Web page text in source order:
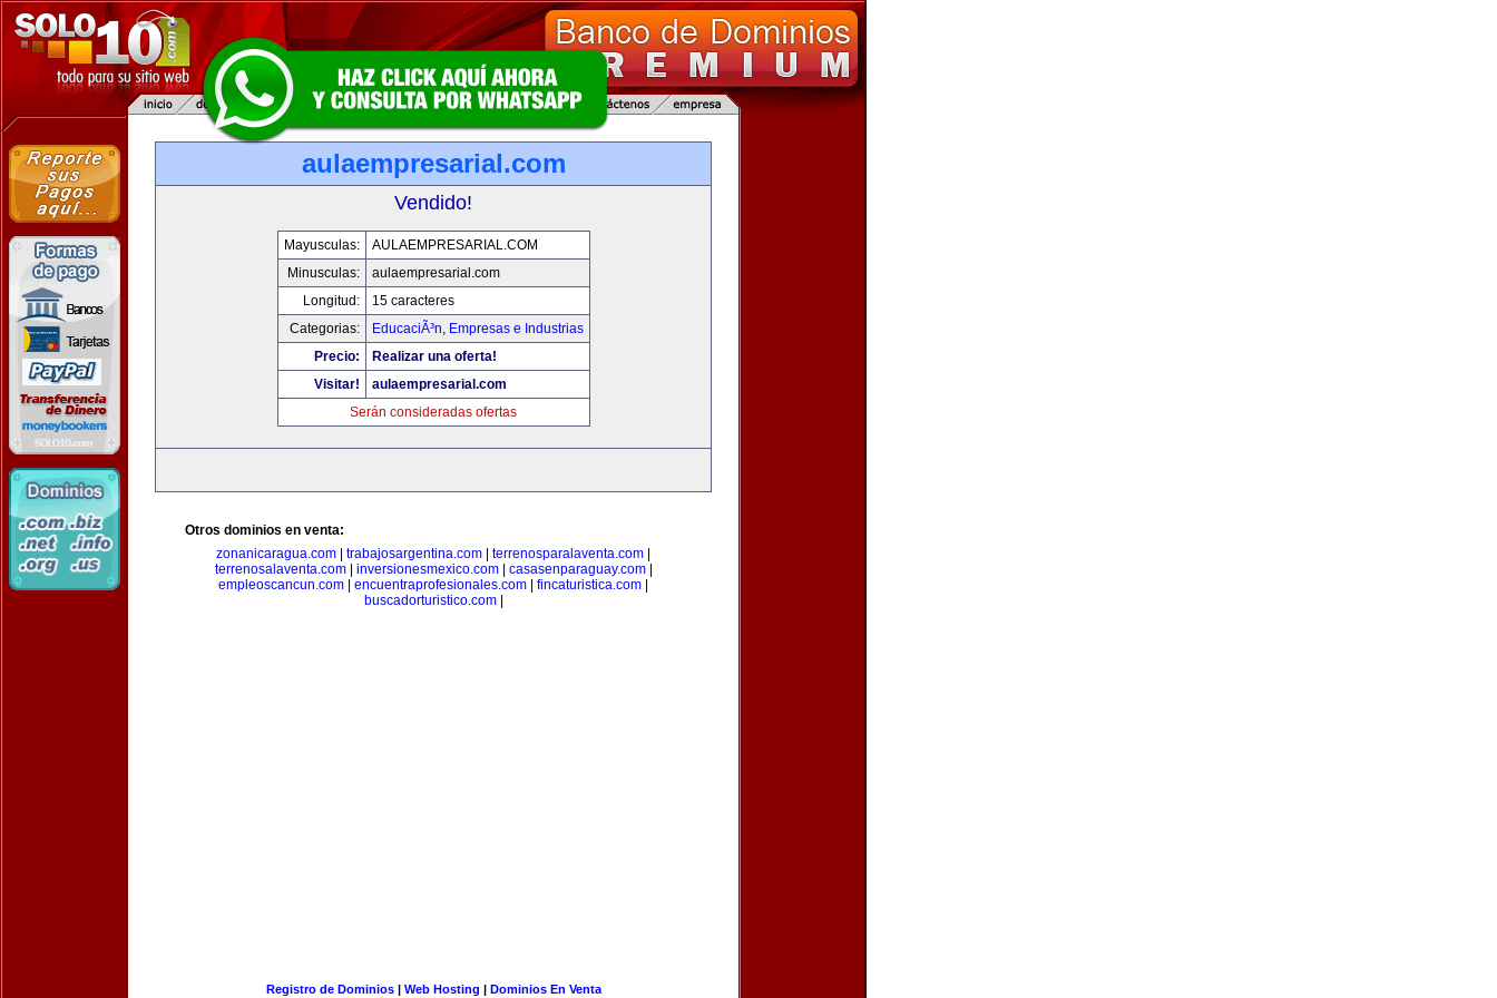
aulaempresarial.com
Vendido!
Mayusculas:
AULAEMPRESARIAL.COM
Minusculas:
aulaempresarial.com
Longitud:
15 caracteres
Categorias:
EducaciÃ³n, Empresas e Industrias
Precio:
Realizar una oferta!
Visitar!
aulaempresarial.com
Serán consideradas ofertas
Otros dominios en venta:
zonanicaragua.com
trabajosargentina.com terrenosparalaventa.com
terrenosalaventa.com| inversionesmexico.com| casasenparaguay.com|
empleoscancun.com
encuentraprofesionales.com fincaturistica.com
buscadorturistico.com|
Registro de Dominios| Web Hosting | Dominios En Venta